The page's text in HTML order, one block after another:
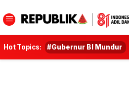
Hot Topics: #Gubernur BI Mundur